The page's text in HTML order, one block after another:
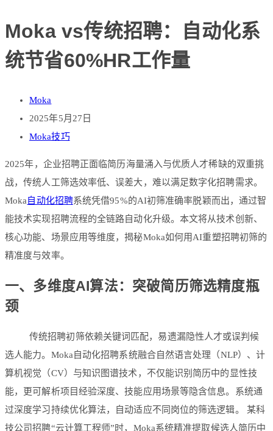
Moka vs传统招聘：自动化系
统节省60%HR工作量
Moka
2025年5月27日
Moka技巧
2025年，企业招聘正面临简历海量涌入与优质人才稀缺的双重挑
战，传统人工筛选效率低、误差大，难以满足数字化招聘需求。
Moka 自动化招聘系统凭借95%的AI初筛准确率脱颖而出，通过智
能技术实现招聘流程的全链路自动化升级。本文将从技术创新、
核心功能、场景应用等维度，揭秘Moka如何用AI重塑招聘初筛的
精准度与效率。
一、多维度AI算法：突破简历筛选精度瓶
颈
传统招聘初筛依赖关键词匹配，易遗漏隐性人才或误判候
选人能力。Moka自动化招聘系统融合自然语言处理（NLP）、计
算机视觉（CV）与知识图谱技术，不仅能识别简历中的显性技
能，更可解析项目经验深度、技能应用场景等隐含信息。系统通
过深度学习持续优化算法，自动适应不同岗位的筛选逻辑。 某科
技公司招聘“云计算工程师”时，Moka系统精准提取候选人简历中